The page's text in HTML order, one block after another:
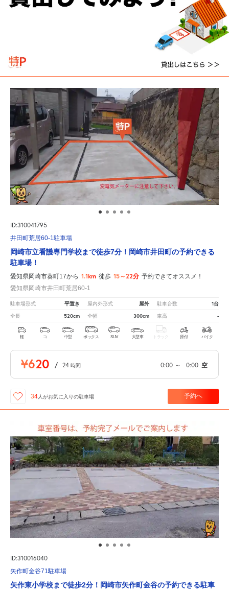
ID:310041795
井田町荒居60-1駐車場
岡崎市立看護専門学校まで徒歩7分！岡崎市井田町の予約できる
駐車場！
愛知県岡崎市葵町17から 1.1km 徒歩 15～22分 予約できてオススメ！
愛知県岡崎市井田町荒居60-1
駐車場形式 平置き 屋内外形式 屋外 駐車台数 1台
全長 520cm 全幅 300cm 車高 -
軽 コ 中型 ボックス SUV 大型車 トラック 原付 バイク
¥620 / 24 時間 0:00 ～ 0:00 空
34 人がお気に入りの駐車場 予約へ
ID:310016040
矢作町金谷71駐車場
矢作東小学校まで徒歩2分！岡崎市矢作町金谷の予約できる駐車